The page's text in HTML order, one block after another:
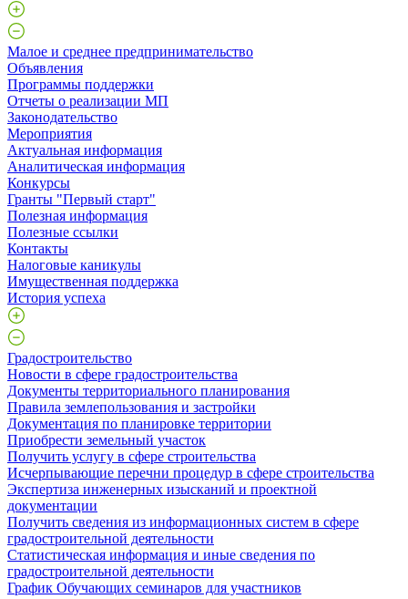
Малое и среднее предпринимательство
Объявления
Программы поддержки
Отчеты о реализации МП
Законодательство
Мероприятия
Актуальная информация
Аналитическая информация
Конкурсы
Гранты "Первый старт"
Полезная информация
Полезные ссылки
Контакты
Налоговые каникулы
Имущественная поддержка
История успеха
Градостроительство
Новости в сфере градостроительства
Документы территориального планирования
Правила землепользования и застройки
Документация по планировке территории
Приобрести земельный участок
Получить услугу в сфере строительства
Исчерпывающие перечни процедур в сфере строительства
Экспертиза инженерных изысканий и проектной
документации
Получить сведения из информационных систем в сфере
градостроительной деятельности
Статистическая информация и иные сведения по
градостроительной деятельности
График Обучающих семинаров для участников